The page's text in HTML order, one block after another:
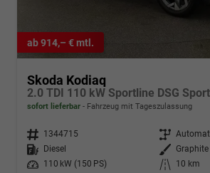
ab 914,– € mtl.
Skoda Kodiaq
sofort lieferbar Fahrzeug mit Tageszulassung
Fahrzeugnr. 1344715 Getriebe
Kraftstoff
Diesel Außenfarbe
Leistung
110 kW (150 PS) Kilometerstand
10 km